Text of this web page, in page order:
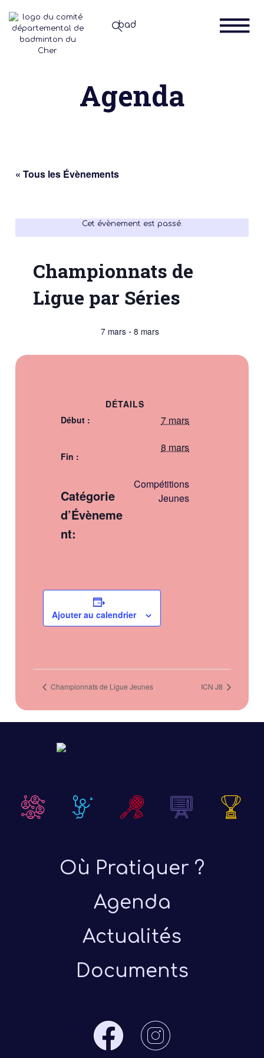
Agenda
« Tous les Évènements
Cet évènement est passé.
Championnats de
Ligue par Séries
7 mars- 8 mars
DÉTAILS
Début :
7 mars
Fin :
8 mars
Catégorie
d’Évèneme
nt:
Compétitions
Jeunes
Ajouter au calendrier
Championnats de Ligue Jeunes ICN J8
Où Pratiquer ?
Agenda
Actualités
Documents